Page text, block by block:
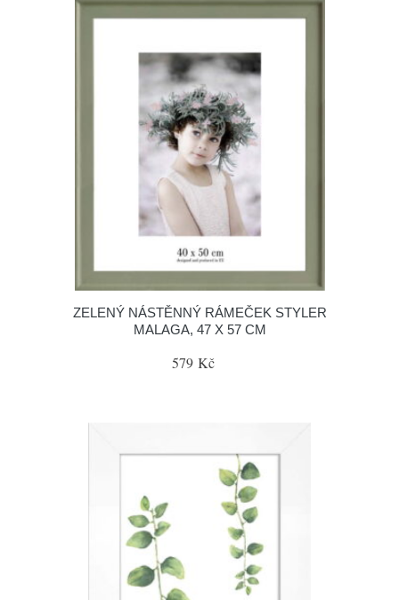
ZELENÝ NÁSTĚNNÝ RÁMEČEK STYLER
MALAGA, 47 X 57 CM
579 Kč